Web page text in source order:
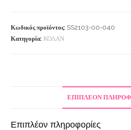
Κωδικός προϊόντος: SS2103-00-040
Κατηγορία: ΚΟΛΑΝ
ΕΠΙΠΛΈΟΝ
Επιπλέον πληροφορίες